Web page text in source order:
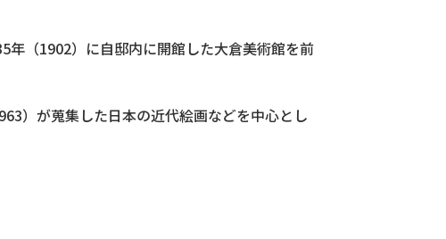
（1902）に自邸内に開館した大倉美術館を前
）が蒐集した日本の近代絵画などを中心とし